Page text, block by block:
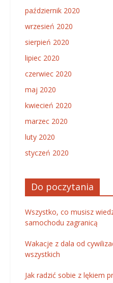
październik 2020
wrzesień 2020
sierpień 2020
lipiec 2020
czerwiec 2020
maj 2020
kwiecień 2020
marzec 2020
luty 2020
styczeń 2020
Do poczytania
Wszystko, co musisz
samochodu zagranicą
Wakacje z dala od
wszystkich
Jak radzić sobie z lękiem